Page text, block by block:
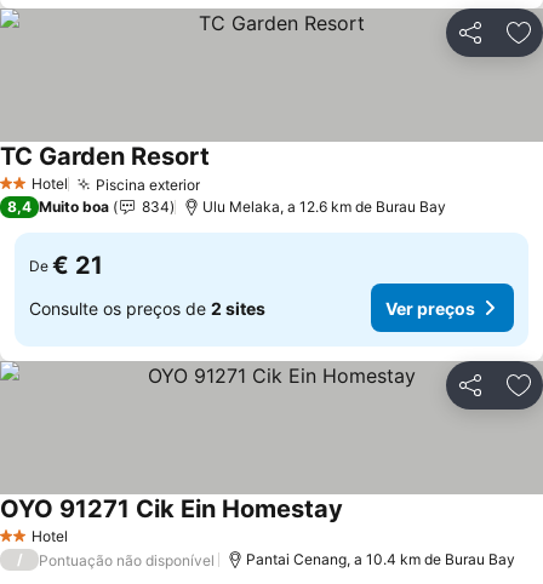
Partilhar
2 Estrelas
Hotel Piscina exteriorVer preços
TC Garden Resort
8,4 Muito boa 834 Ulu Melaka, a 12.6 km de Burau Bay
De € 21
Consulte os preços de 2 sites Ver preços
Partilhar
2 Estrelas
Hotel
OYO 91271 Cik Ein Homestay
/ Pontuação não disponível Pantai Cenang, a 10.4 km de Burau Bay